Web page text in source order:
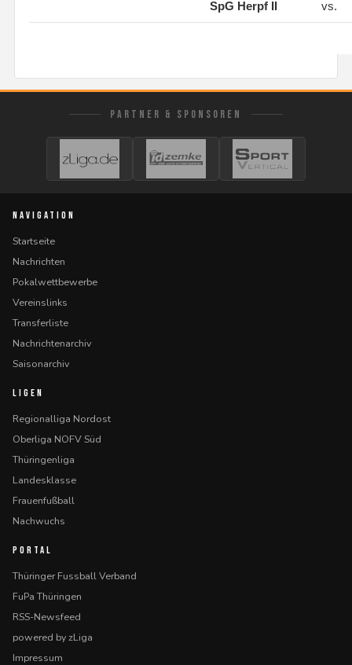
SpG Herpf II vs.
PARTNER & SPONSOREN
NAVIGATION
Startseite
Nachrichten
Pokalwettbewerbe
Vereinslinks
Transferliste
Nachrichtenarchiv
Saisonarchiv
LIGEN
Regionalliga Nordost
Oberliga NOFV Süd
Thüringenliga
Landesklasse
Frauenfußball
Nachwuchs
PORTAL
Thüringer Fussball Verband
FuPa Thüringen
RSS-Newsfeed
powered by zLiga
Impressum